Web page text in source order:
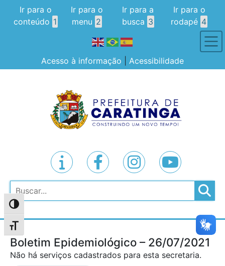
Alternar alto contraste
Alternar tamanho da fonte
Ir para o
conteúdo 1
Ir para o
menu 2
Ir para a
busca 3
Ir para o
rodapé 4
Acesso à informação Acessibilidade
Pesquisar
Boletim Epidemiológico – 26/07/2021
Não há serviços cadastrados para esta secretaria.